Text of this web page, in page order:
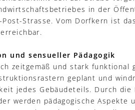
in der
Strasse. Vom Dorfkern ist
und sensueller Pädagogik
zeitgemäß und stark funktional
geplant und
jedes Gebäudeteils. Durch die
werden pädagogische Aspekte